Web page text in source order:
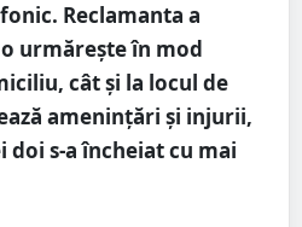
Reclamanta a
urmărește în mod
cât și la locul de
amenințări și injurii,
s-a încheiat cu mai